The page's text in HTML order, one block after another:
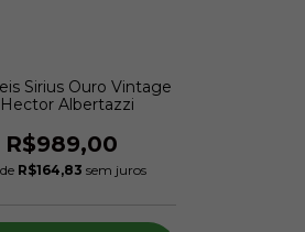
Sirius Ouro Vintage
| Hector Albertazzi
R$989,00
R$164,83 sem juros